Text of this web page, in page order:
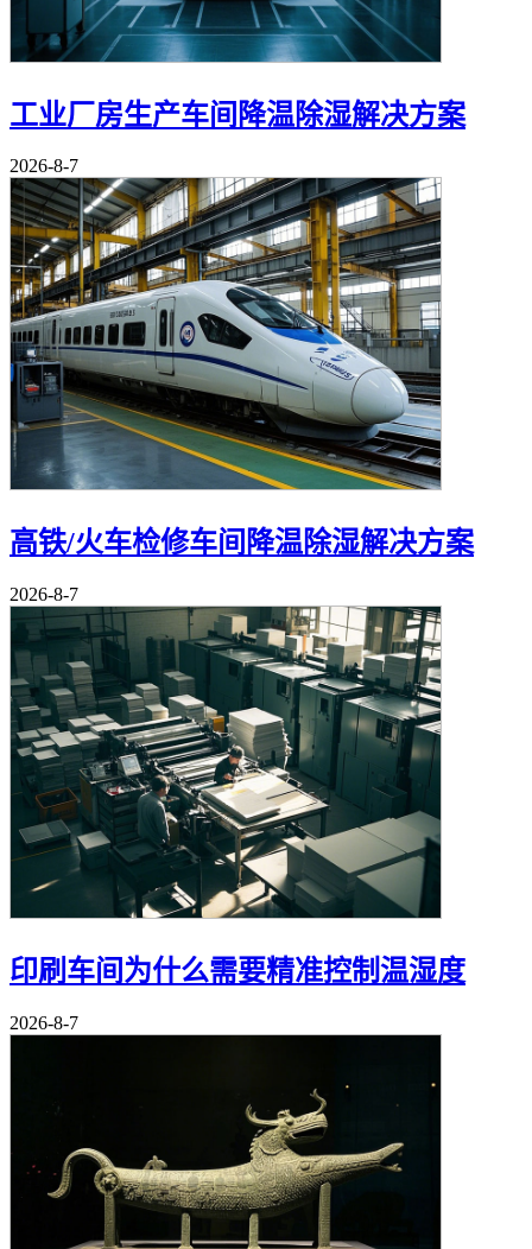
工业厂房生产车间降温除湿解决方案
2026-8-7
高铁/火车检修车间降温除湿解决方案
2026-8-7
印刷车间为什么需要精准控制温湿度
2026-8-7